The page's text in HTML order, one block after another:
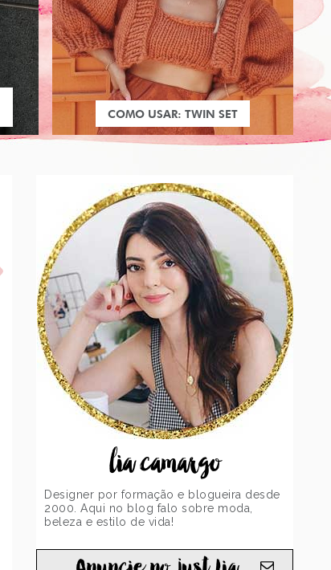
COMO USAR: TWIN SET
lia camargo
Designer por formação e blogueira desde
2000. Aqui no blog falo sobre moda,
beleza e estilo de vida!